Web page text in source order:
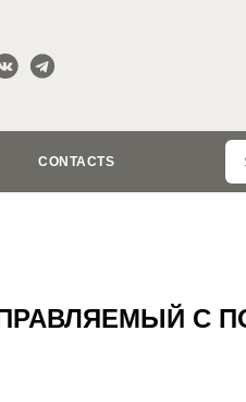
CONTACTS
С